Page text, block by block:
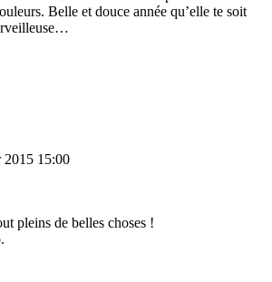
Belle et douce année qu’elle te soit
2015 15:00
pleins de belles choses !